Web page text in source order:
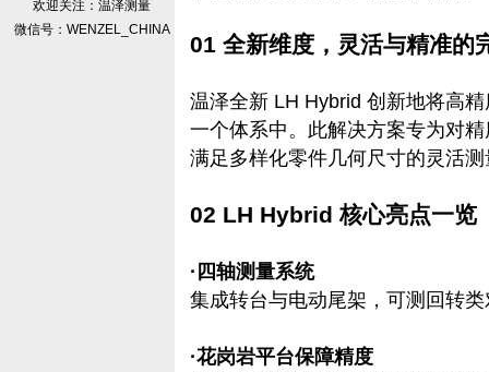
欢迎关注：温泽测量
微信号：WENZEL_CHINA
01 全新维度，灵活与精准的
温泽全新 LH Hybrid 创新地将高
一个体系中。此解决方案专为对
满足多样化零件几何尺寸的灵活
02 LH Hybrid 核心亮点一览
·四轴测量系统
集成转台与电动尾架，可测回转
·花岗岩平台保障精度